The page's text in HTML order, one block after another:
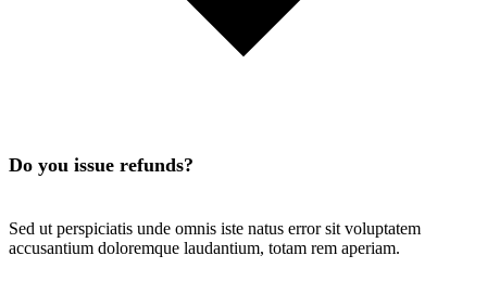
Do you issue refunds?
Sed ut perspiciatis unde omnis iste natus error sit voluptatem
accusantium doloremque laudantium, totam rem aperiam.